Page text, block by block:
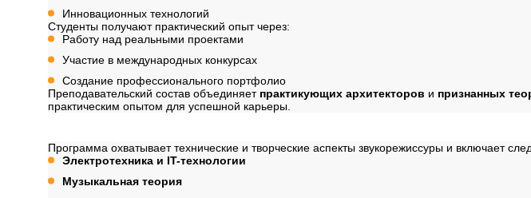
Инновационных технологий
Студенты получают практический опыт через:
Работу над реальными проектами
Участие в международных конкурсах
Создание профессионального портфолио
Преподавательский состав объединяет практикующих архитекторов и признанных
практическим опытом для успешной карьеры.
Программа охватывает технические и творческие аспекты звукорежиссуры и включает
Электротехника и IT-технологии
Музыкальная теория